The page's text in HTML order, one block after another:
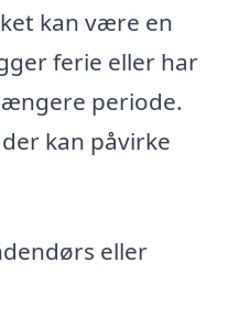
kan være en
ferie eller har
periode.
kan påvirke
eller